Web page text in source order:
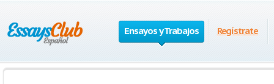
Ensayos y Trabajos Regístrate